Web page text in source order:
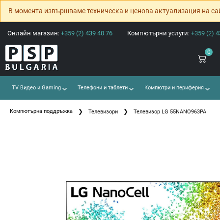
В момента извършваме техническа и ценова актуализация на
Онлайн магазин: +359 (2) 439 40 76 Компютърни услуги: +359 (2)
0
TV Видео и Gaming Телефони и таблети Компютри и периферия
Компютърна поддръжка Телевизори Телевизор LG 55NANO963PA